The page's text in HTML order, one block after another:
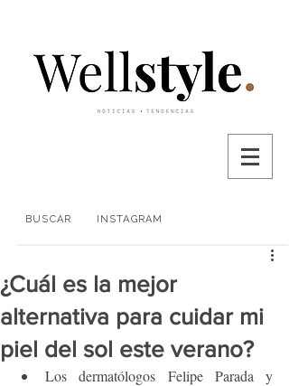
BUSCAR INSTAGRAM
¿Cuál es la mejor
alternativa para cuidar mi
piel del sol este verano?
Los dermatólogos Felipe Parada y